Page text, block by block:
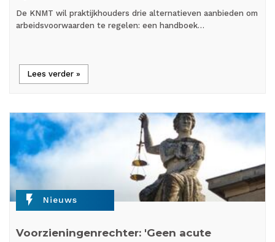
De KNMT wil praktijkhouders drie alternatieven aanbieden om
arbeidsvoorwaarden te regelen: een handboek…
Lees verder »
flash_on Nieuws
Voorzieningenrechter: 'Geen acute